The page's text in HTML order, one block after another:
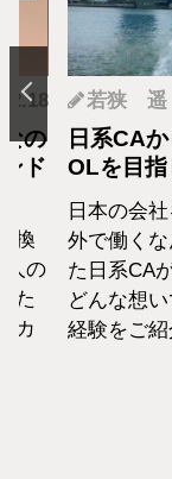
の
ド
換
人の
た
カ
若狭 遥
日系CA
OLを目指
日本の会
外で働く
た日系CA
どんな想
経験をご紹